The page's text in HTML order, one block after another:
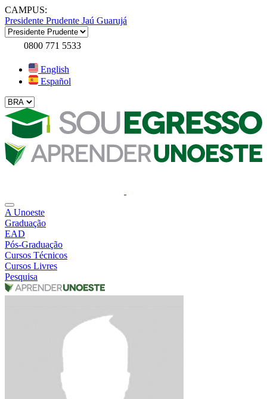
CAMPUS:
Presidente Prudente Jaú Guarujá
0800 771 5533
English
Español
A Unoeste
Graduação
EAD
Pós-Graduação
Cursos Técnicos
Cursos Livres
Pesquisa